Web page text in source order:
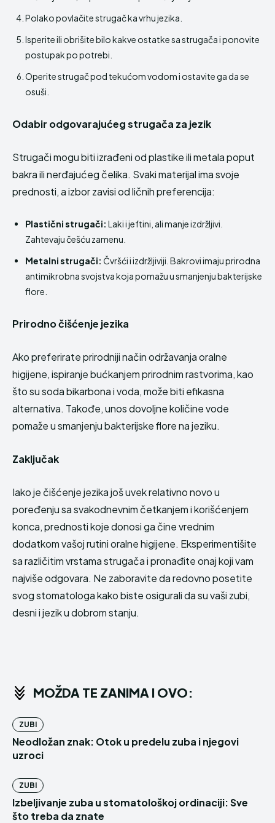
Polako povlačite strugač ka vrhu jezika.
Isperite ili obrišite bilo kakve ostatke sa strugača i ponovite
postupak po potrebi.
Operite strugač pod tekućom vodom i ostavite ga da se
osuši.
Odabir odgovarajućeg strugača za jezik
Strugači mogu biti izrađeni od plastike ili metala poput
bakra ili nerđajućeg čelika. Svaki materijal ima svoje
prednosti, a izbor zavisi od ličnih preferencija:
Plastični strugači: Laki i jeftini, ali manje izdržljivi.
Zahtevaju češću zamenu.
Metalni strugači: Čvršći i izdržljiviji. Bakrovi imaju prirodna
antimikrobna svojstva koja pomažu u smanjenju bakterijske
flore.
Prirodno čišćenje jezika
Ako preferirate prirodniji način održavanja oralne
higijene, ispiranje bućkanjem prirodnim rastvorima, kao
što su soda bikarbona i voda, može biti efikasna
alternativa. Takođe, unos dovoljne količine vode
pomaže u smanjenju bakterijske flore na jeziku.
Zaključak
Iako je čišćenje jezika još uvek relativno novo u
poređenju sa svakodnevnim četkanjem i korišćenjem
konca, prednosti koje donosi ga čine vrednim
dodatkom vašoj rutini oralne higijene. Eksperimentišite
sa različitim vrstama strugača i pronađite onaj koji vam
najviše odgovara. Ne zaboravite da redovno posetite
svog stomatologa kako biste osigurali da su vaši zubi,
desni i jezik u dobrom stanju.
MOŽDA TE ZANIMA I OVO:
ZUBI
Neodložan znak: Otok u predelu zuba i njegovi
uzroci
ZUBI
Izbeljivanje zuba u stomatološkoj ordinaciji: Sve
što ‌treba da znate